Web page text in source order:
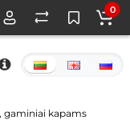
0
gaminiai kapams